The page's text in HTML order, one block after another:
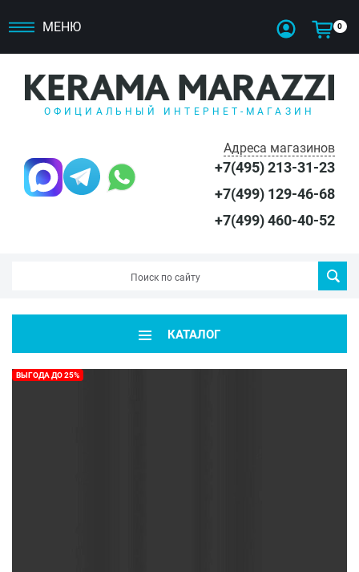
МЕНЮ 0
ОФИЦИАЛЬНЫЙ ИНТЕРНЕТ-МАГАЗИН
Адреса магазинов
+7(495) 213-31-23
+7(499) 129-46-68
+7(499) 460-40-52
КАТАЛОГ
ВЫГОДА ДО 25%